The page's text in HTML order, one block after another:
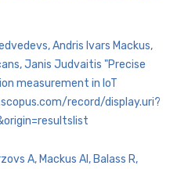
Andris Ivars Mackus,
Janis Judvaitis "Precise
measurement in IoT
record/display.uri?
A, Mackus AI, Balass R,